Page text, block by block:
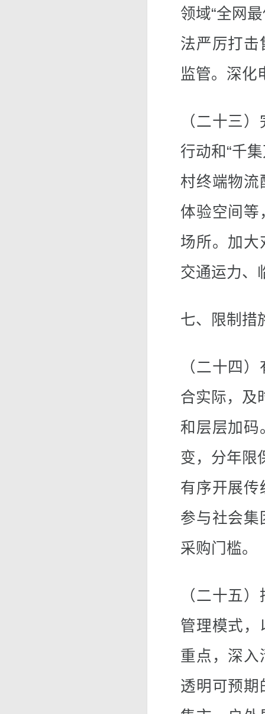
领域“全网
法严厉打击
监管。深化
（二十三
行动和“千
村终端物流
体验空间等
场所。加大
交通运力、
七、限制措
（二十四
合实际，及
和层层加码
变，分年限
有序开展传
参与社会集
采购门槛。
（二十五
管理模式，
重点，深入
透明可预期